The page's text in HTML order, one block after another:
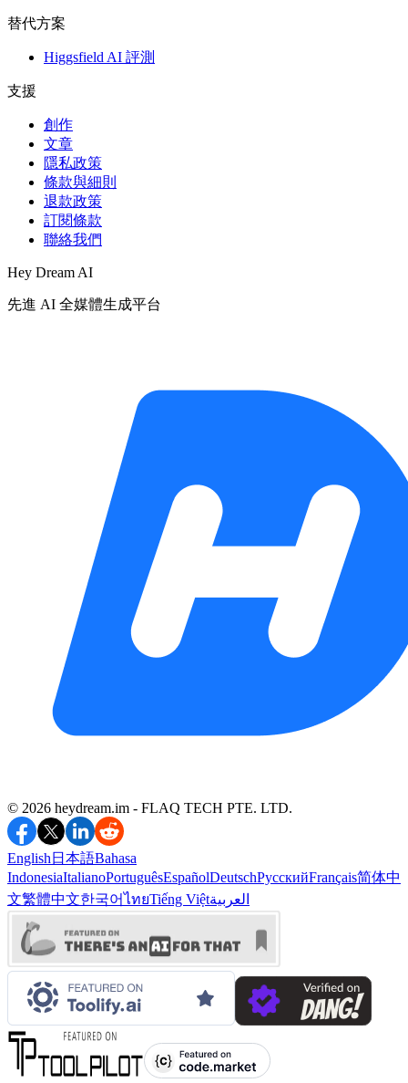
替代方案
Higgsfield AI 評測
支援
創作
文章
隱私政策
條款與細則
退款政策
訂閱條款
聯絡我們
Hey Dream AI
先進 AI 全媒體生成平台
©️ 2026 heydream.im - FLAQ TECH PTE. LTD.
English 日本語Bahasa
IndonesiaItalianoPortuguêsEspañolDeutschРусскийFrançais简体中
文繁體中文한국어ไทยTiếng Việtالعربية